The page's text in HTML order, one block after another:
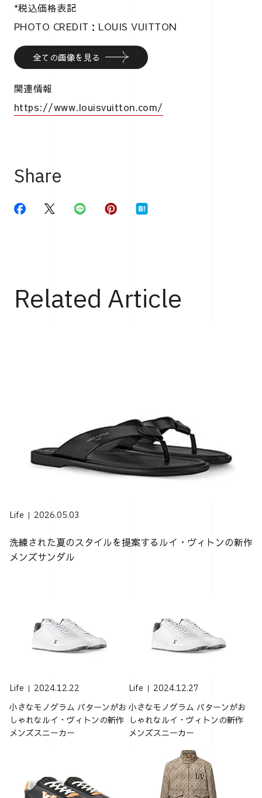
*税込価格表記
PHOTO CREDIT：LOUIS VUITTON
全ての画像を見る
関連情報
https://www.louisvuitton.com/
Share
Related Article
Life 2026.05.03
洗練された夏のスタイルを提案するルイ・ヴィトンの新作
メンズサンダル
Life 2024.12.22
小さなモノグラム パターンがお
しゃれなルイ・ヴィトンの新作
メンズスニーカー
Life 2024.12.27
小さなモノグラム パターンがお
しゃれなルイ・ヴィトンの新作
メンズスニーカー